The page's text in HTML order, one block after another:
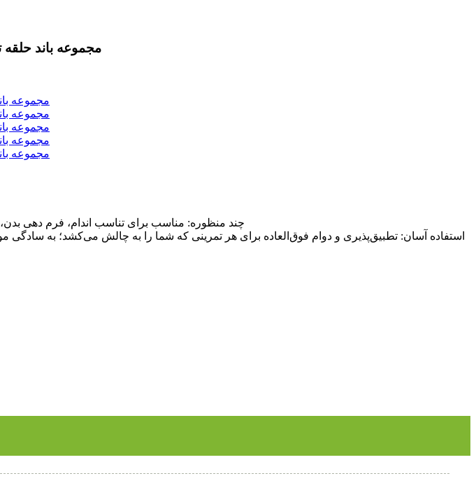
مجموعه باند
چند منظوره: مناسب برای تناسب اندام، فرم دهی
استفاده آسان: تطبیق‌پذیری و دوام فوق‌العاده برای هر تمرینی که شما را به چالش می‌کشد؛ به سادگی